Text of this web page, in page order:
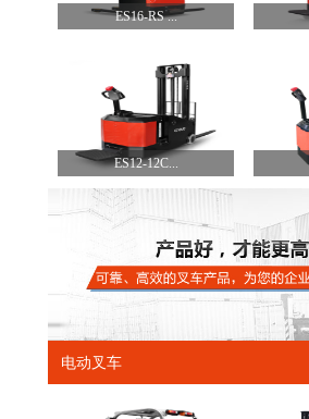
ES16-RS ...
ES12-12C...
电动叉车